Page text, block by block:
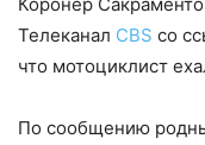
Телеканал CBS со
что мотоциклист
По сообщению